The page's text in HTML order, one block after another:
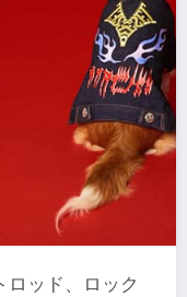
ロッド、ロック